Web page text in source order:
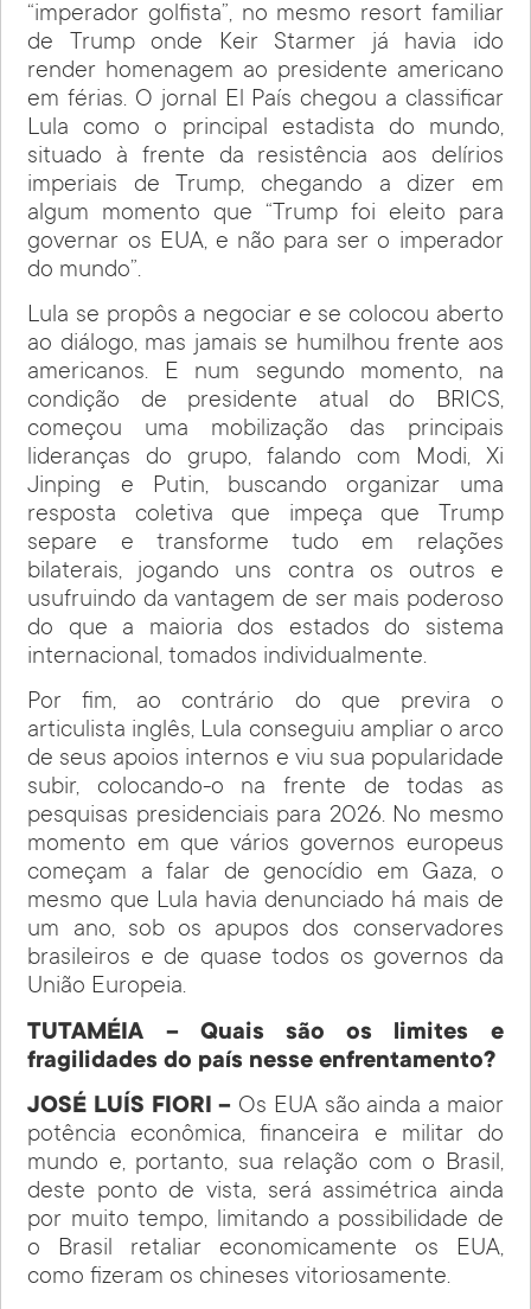
“imperador golfista”, no mesmo resort familiar
de Trump onde Keir Starmer já havia ido
render homenagem ao presidente americano
em férias. O jornal El País chegou a classificar
Lula como o principal estadista do mundo,
situado à frente da resistência aos delírios
imperiais de Trump, chegando a dizer em
algum momento que “Trump foi eleito para
governar os EUA, e não para ser o imperador
do mundo”.
Lula se propôs a negociar e se colocou aberto
ao diálogo, mas jamais se humilhou frente aos
americanos. E num segundo momento, na
condição de presidente atual do BRICS,
começou uma mobilização das principais
lideranças do grupo, falando com Modi, Xi
Jinping e Putin, buscando organizar uma
resposta coletiva que impeça que Trump
separe e transforme tudo em relações
bilaterais, jogando uns contra os outros e
usufruindo da vantagem de ser mais poderoso
do que a maioria dos estados do sistema
internacional, tomados individualmente.
Por fim, ao contrário do que previra o
articulista inglês, Lula conseguiu ampliar o arco
de seus apoios internos e viu sua popularidade
subir, colocando-o na frente de todas as
pesquisas presidenciais para 2026. No mesmo
momento em que vários governos europeus
começam a falar de genocídio em Gaza, o
mesmo que Lula havia denunciado há mais de
um ano, sob os apupos dos conservadores
brasileiros e de quase todos os governos da
União Europeia.
TUTAMÉIA – Quais são os limites e
fragilidades do país nesse enfrentamento?
JOSÉ LUÍS FIORI – Os EUA são ainda a maior
potência econômica, financeira e militar do
mundo e, portanto, sua relação com o Brasil,
deste ponto de vista, será assimétrica ainda
por muito tempo, limitando a possibilidade de
o Brasil retaliar economicamente os EUA,
como fizeram os chineses vitoriosamente.